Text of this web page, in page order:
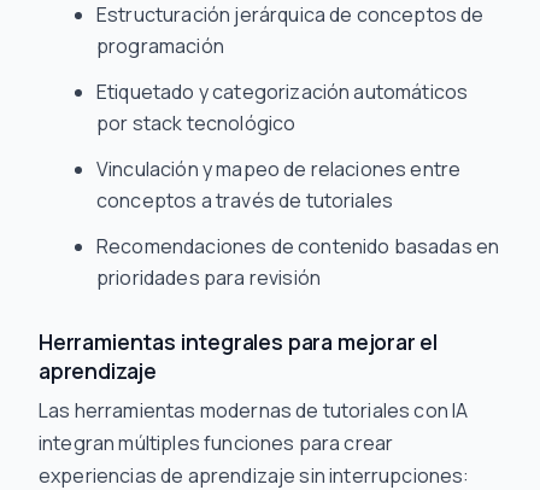
Estructuración jerárquica de conceptos de
programación
Etiquetado y categorización automáticos
por stack tecnológico
Vinculación y mapeo de relaciones entre
conceptos a través de tutoriales
Recomendaciones de contenido basadas en
prioridades para revisión
Herramientas integrales para mejorar el
aprendizaje
Las herramientas modernas de tutoriales con IA
integran múltiples funciones para crear
experiencias de aprendizaje sin interrupciones: